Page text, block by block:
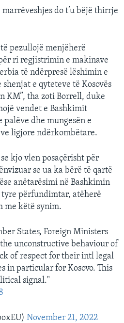
do t’u bëjë thirrje
të pezullojë menjëherë
ri regjistrimin e makinave
të ndërpresë lëshimin e
e qyteteve të Kosovës
KM”, tha zoti Borrell, duke
vendet e Bashkimit
dhe mungesën e
ligjore ndërkombëtare.
kjo vlen posaçërisht për
se ua ka bërë të qartë
anëtarësimi në Bashkimin
përfundimtar, atëherë
me këtë synim.
States, Foreign Ministers
unconstructive behaviour of
of respect for their intl legal
in particular for Kosovo. This
signal."
November 21, 2022